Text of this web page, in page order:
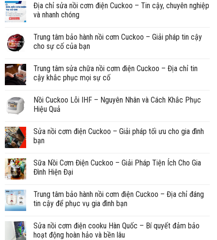
Địa chỉ sửa nồi cơm điện Cuckoo – Tin cậy, chuyên nghiệp
và nhanh chóng
Trung tâm bảo hành nồi cơm Cuckoo – Giải pháp tin cậy
cho sự cố của bạn
Trung tâm sửa chữa nồi cơm điện Cuckoo – Địa chỉ tin
cậy khắc phục mọi sự cố
Nồi Cuckoo Lỗi IHF – Nguyên Nhân và Cách Khắc Phục
Hiệu Quả
Sửa nồi cơm điện Cuckoo – Giải pháp tối ưu cho gia đình
bạn
Sữa Nồi Cơm Điện Cuckoo – Giải Pháp Tiện Ích Cho Gia
Đình Hiện Đại
Trung tâm bảo hành nồi cơm điện Cuckoo – Địa chỉ đáng
tin cậy để phục vụ gia đình bạn
Sửa nồi cơm điện cooku Hàn Quốc – Bí quyết đảm bảo
hoạt động hoàn hảo và bền lâu